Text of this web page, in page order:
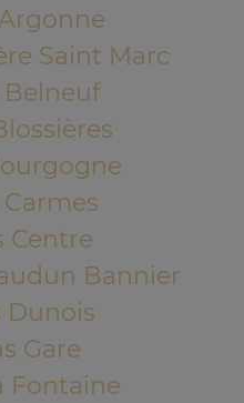
Saint Marc
Belneuf
Centre
Bannier
Dunois
Gare
Fontaine